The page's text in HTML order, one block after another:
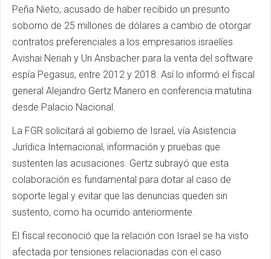
Peña Nieto, acusado de haber recibido un presunto
soborno de 25 millones de dólares a cambio de otorgar
contratos preferenciales a los empresarios israelíes
Avishai Neriah y Uri Ansbacher para la venta del software
espía Pegasus, entre 2012 y 2018. Así lo informó el fiscal
general Alejandro Gertz Manero en conferencia matutina
desde Palacio Nacional.
La FGR solicitará al gobierno de Israel, vía Asistencia
Jurídica Internacional, información y pruebas que
sustenten las acusaciones. Gertz subrayó que esta
colaboración es fundamental para dotar al caso de
soporte legal y evitar que las denuncias queden sin
sustento, como ha ocurrido anteriormente.
El fiscal reconoció que la relación con Israel se ha visto
afectada por tensiones relacionadas con el caso